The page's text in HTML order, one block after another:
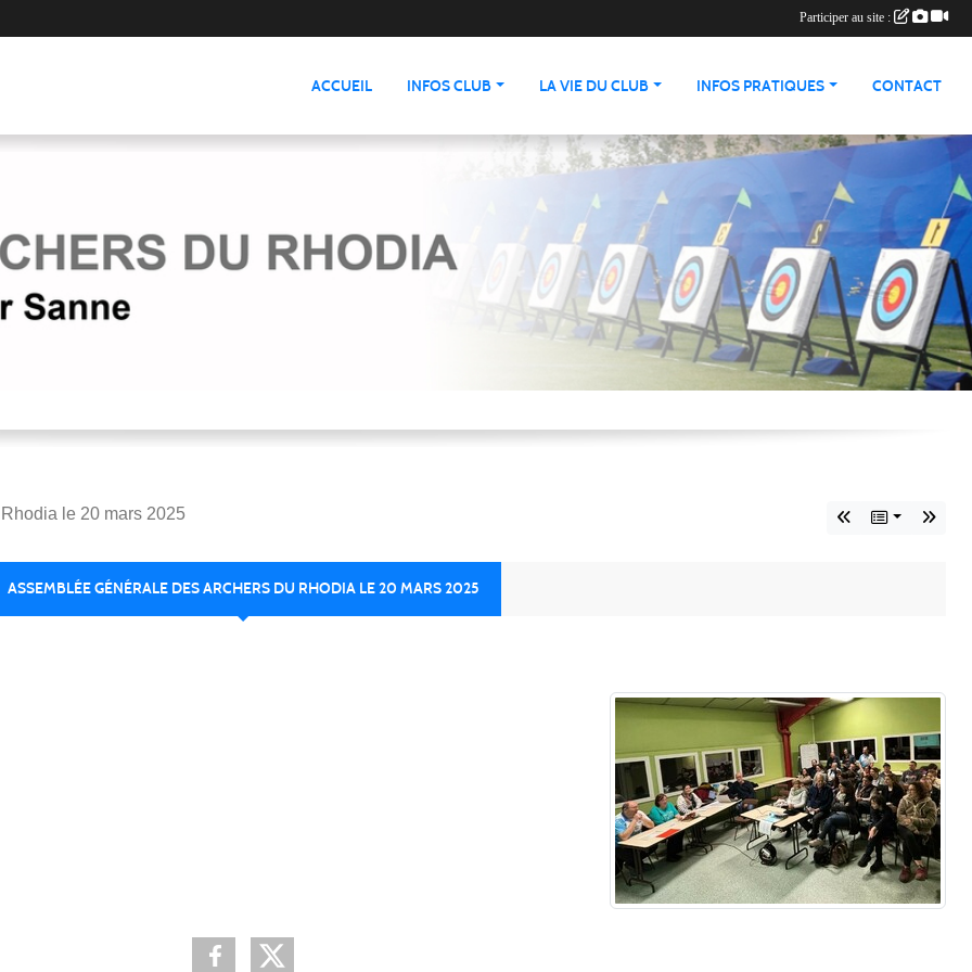
ACCUEIL INFOS CLUB LA VIE DU CLUB INFOS PRATIQUES CONTACT
le 20 mars 2025
ASSEMBLÉE GÉNÉRALE DES ARCHERS DU RHODIA LE 20 MARS 2025
Participer au site :